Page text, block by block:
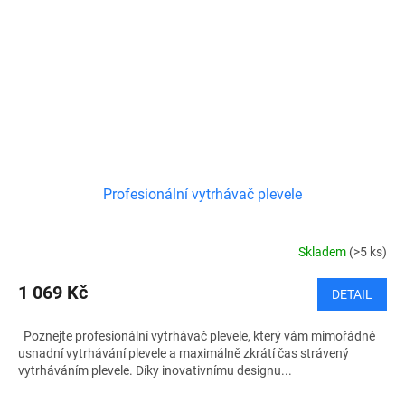
Profesionální vytrhávač plevele
Skladem (>5 ks)
1 069 Kč DETAIL
Poznejte profesionální vytrhávač plevele, který vám mimořádně
usnadní vytrhávání plevele a maximálně zkrátí čas strávený
vytrháváním plevele. Díky inovativnímu designu...